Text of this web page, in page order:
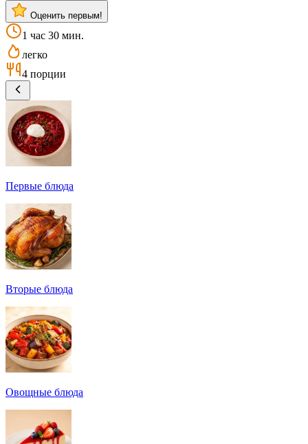
Оценить первым!
1 час 30 мин.
легко
4 порции
Первые блюда
Вторые блюда
Овощные блюда